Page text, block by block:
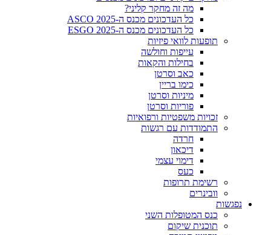
מה זה מחקר קליני?
כל העדכונים מכנס ה-ASCO 2025
כל העדכונים מכנס ה-ESGO 2025
תופעות לוואי פיזיות
עייפות וחולשה
בחילות והקאות
כאב וסרטן
כימו בריין
מיניות וסרטן
פוריות וסרטן
זכויות משפטיות ורפואיות
התמודדות עם רגשות
חרדה
דיכאון
דימוי עצמי
כעס
רשימת תרופות
וובינרים
נפגשות
כנס המטופלות השני
תוכנית שיקום